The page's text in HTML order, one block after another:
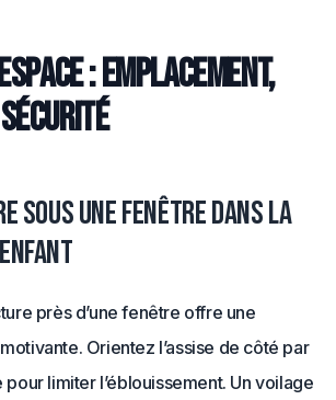
: emplacement,
sous une fenêtre dans la
près d’une fenêtre offre une
Orientez l’assise de côté par
limiter l’éblouissement. Un voilage